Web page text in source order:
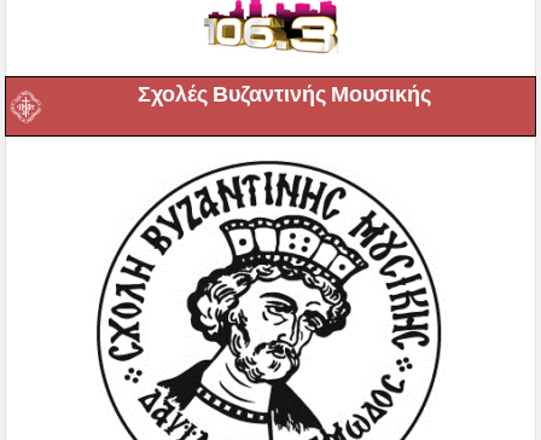
Σχολές Βυζαντινής Μουσικής